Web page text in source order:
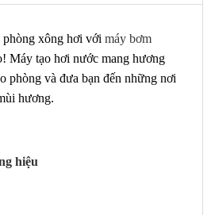
xông hơi với máy bơm
Máy tạo hơi nước mang hương
phòng và đưa bạn đến những nơi
hương.
hiệu